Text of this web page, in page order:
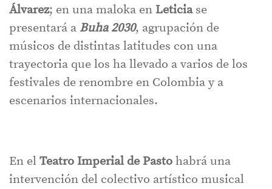
Álvarez; en una maloka en Leticiase
presentará a Buha 2030, agrupación de
músicos de distintas latitudes con una
trayectoria que los ha llevado a varios de los
festivales de renombre en Colombia y a
escenarios internacionales.
En el Teatro Imperial de Pasto habrá una
intervención del colectivo artístico musical